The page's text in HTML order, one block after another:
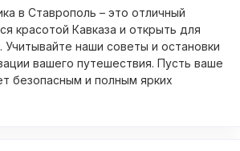
в Ставрополь – это отличный
красотой Кавказа и открыть для
наши советы и остановки
вашего путешествия. Пусть ваше
безопасным и полным ярких